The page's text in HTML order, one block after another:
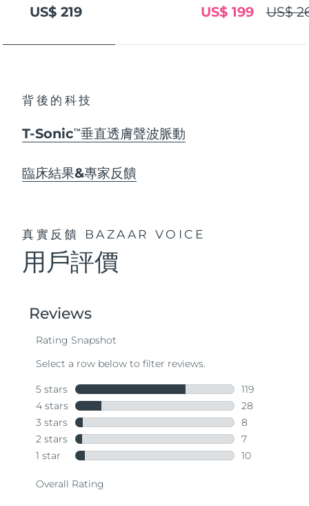
US$ 219 US$
US$ 199
背後的科技
T-SonicTM 垂直透膚聲波脈動
臨床結果&專家反饋
真實反饋 BAZAAR VOICE
用戶評價